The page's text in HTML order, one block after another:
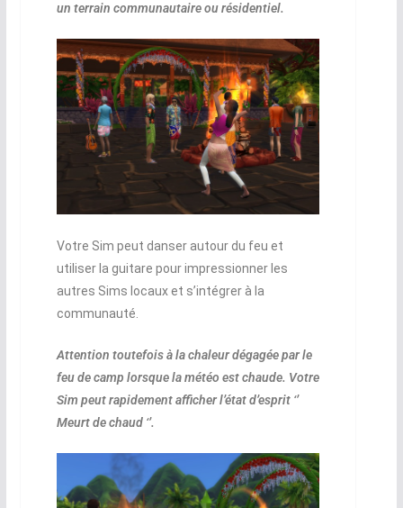
un terrain communautaire ou résidentiel.
Votre Sim peut danser autour du feu et
utiliser la guitare pour impressionner les
autres Sims locaux et s’intégrer à la
communauté.
Attention toutefois à la chaleur dégagée par le
feu de camp lorsque la météo est chaude. Votre
Sim peut rapidement afficher l’état d’esprit ‘’
Meurt de chaud ‘’.